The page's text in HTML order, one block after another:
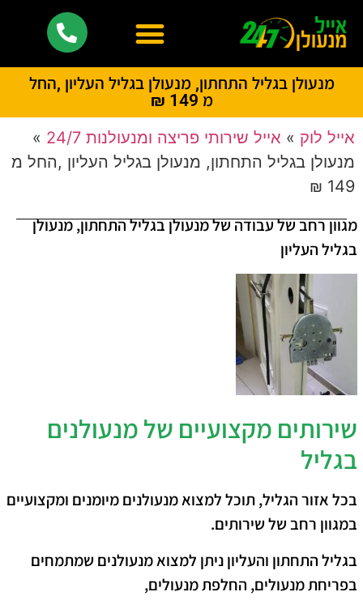
מנעולן בגליל התחתון, מנעולן בגליל העליון ,החל
מ 149 ₪
אייל לוק » אייל שירותי פריצה ומנעולנות 24/7
»
מנעולן בגליל התחתון, מנעולן בגליל העליון ,החל מ
149 ₪
מגוון רחב של עבודה של מנעולן בגליל התחתון, מנעולן
בגליל העליון
שירותים מקצועיים של מנעולנים
בגליל
בכל אזור הגליל, תוכל למצוא מנעולנים מיומנים ומקצועיים
במגוון רחב של שירותים.
בגליל התחתון והעליון ניתן למצוא מנעולנים שמתמחים
בפריחת מנעולים, החלפת מנעולים,